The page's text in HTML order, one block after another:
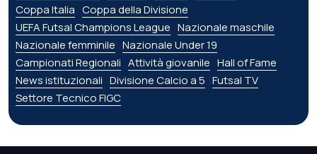
Coppa Italia Coppa della Divisione
UEFA Futsal Champions League Nazionale maschile
Nazionale femminile Nazionale Under 19
Campionati Regionali Attività giovanile Hall of Fame
News istituzionali Divisione Calcio a 5 Futsal TV
Settore Tecnico FIGC